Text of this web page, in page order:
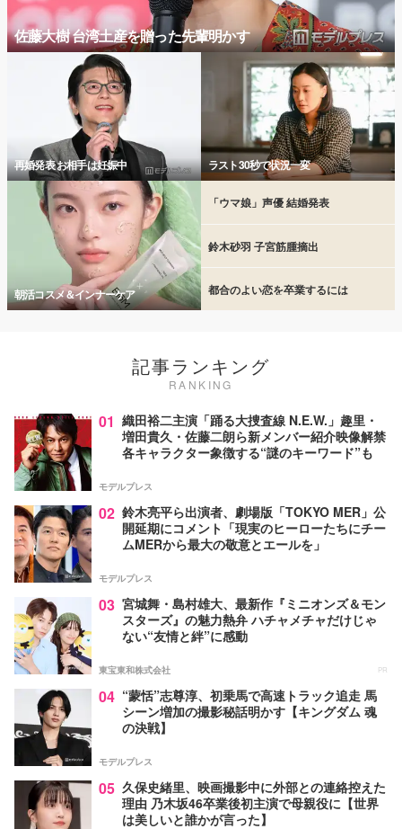
佐藤大樹 台湾土産を贈った先輩明かす
再婚発表 お相手は妊娠中 ラスト30秒で状況一変
朝活コスメ＆インナーケア
「ウマ娘」声優 結婚発表
鈴木砂羽 子宮筋腫摘出
都合のよい恋を卒業するには
記事ランキング
RANKING
01 織田裕二主演「踊る大捜査線 N.E.W.」趣里・
増田貴久・佐藤二朗ら新メンバー紹介映像解禁
各キャラクター象徴する“謎のキーワード”も
モデルプレス
02 鈴木亮平ら出演者、劇場版「TOKYO MER」公
開延期にコメント「現実のヒーローたちにチー
ムMERから最大の敬意とエールを」
モデルプレス
03 宮城舞・島村雄大、最新作『ミニオンズ＆モン
スターズ』の魅力熱弁 ハチャメチャだけじゃ
ない“友情と絆”に感動
東宝東和株式会社 PR
04 “蒙恬”志尊淳、初乗馬で高速トラック追走 馬
シーン増加の撮影秘話明かす【キングダム 魂
の決戦】
モデルプレス
05 久保史緒里、映画撮影中に外部との連絡控えた
理由 乃木坂46卒業後初主演で母親役に【世界
は美しいと誰かが言った】